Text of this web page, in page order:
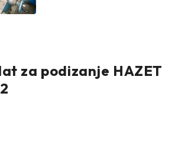
za podizanje HAZET